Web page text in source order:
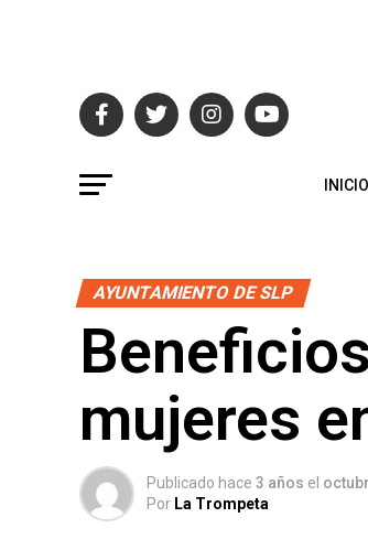
INICIO
AYUNTAMIENTO DE SLP
mujeres
Publicado hace 3 años el
Por La Trompeta